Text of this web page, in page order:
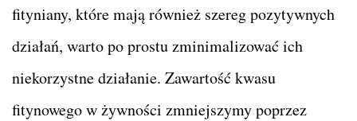
fityniany, które mają również szereg pozytywnych
działań, warto po prostu zminimalizować ich
niekorzystne działanie. Zawartość kwasu
fitynowego w żywności zmniejszymy poprzez